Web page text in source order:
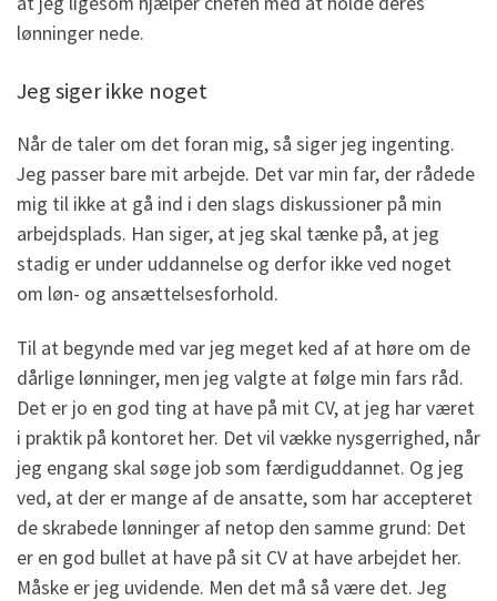
lønninger nede.
Jeg siger ikke noget
Når de taler om det foran mig, så siger jeg ingenting.
Jeg passer bare mit arbejde. Det var min far, der rådede
mig til ikke at gå ind i den slags diskussioner på min
arbejdsplads. Han siger, at jeg skal tænke på, at jeg
stadig er under uddannelse og derfor ikke ved noget
om løn- og ansættelsesforhold.
Til at begynde med var jeg meget ked af at høre om de
dårlige lønninger, men jeg valgte at følge min fars råd.
Det er jo en god ting at have på mit CV, at jeg har været
i praktik på kontoret her. Det vil vække nysgerrighed, når
jeg engang skal søge job som færdiguddannet. Og jeg
ved, at der er mange af de ansatte, som har accepteret
de skrabede lønninger af netop den samme grund: Det
er en god bullet at have på sit CV at have arbejdet her.
Måske er jeg uvidende. Men det må så være det. Jeg